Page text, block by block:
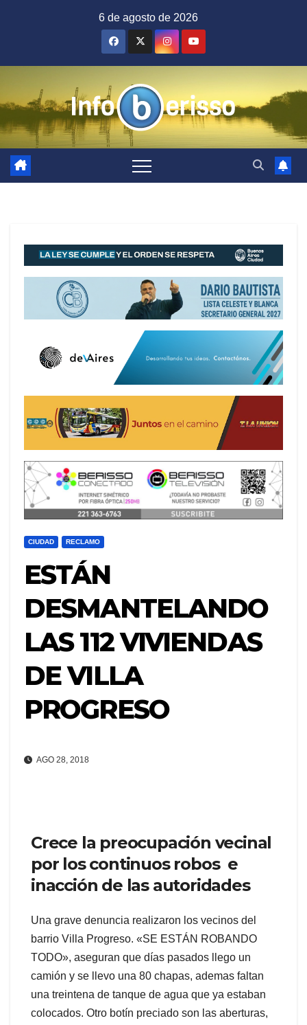
6 de agosto de 2026
CIUDAD RECLAMO
ESTÁN
DESMANTELANDO
LAS 112 VIVIENDAS
DE VILLA
PROGRESO
AGO 28, 2018
Crece la preocupación vecinal
por los continuos robos e
inacción de las autoridades
Una grave denuncia realizaron los vecinos del
barrio Villa Progreso. «SE ESTÁN ROBANDO
TODO», aseguran que días pasados llego un
camión y se llevo una 80 chapas, ademas faltan
una treintena de tanque de agua que ya estaban
colocados. Otro botín preciado son las aberturas,